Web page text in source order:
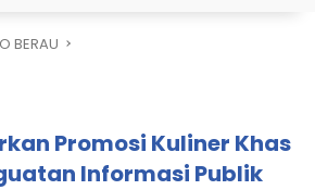
BERAU
Promosi Kuliner Khas
Informasi Publik